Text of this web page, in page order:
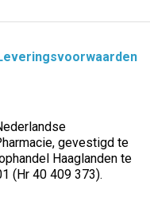
gevestigd te
Haaglanden te
(Hr 40 409 373).